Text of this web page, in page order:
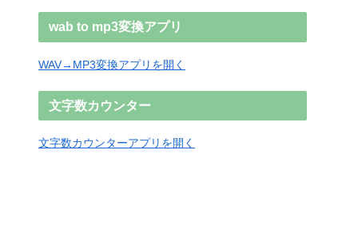
wab to mp3変換アプリ
WAV→MP3変換アプリを開く
文字数カウンター
文字数カウンターアプリを開く